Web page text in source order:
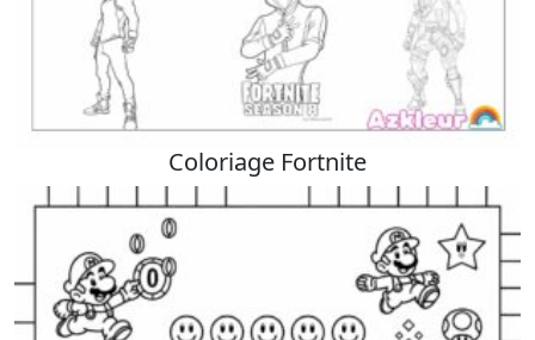
Coloriage Fortnite